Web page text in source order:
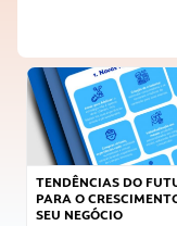
TENDÊNCIAS DO
PARA O
SEU NEGÓCIO